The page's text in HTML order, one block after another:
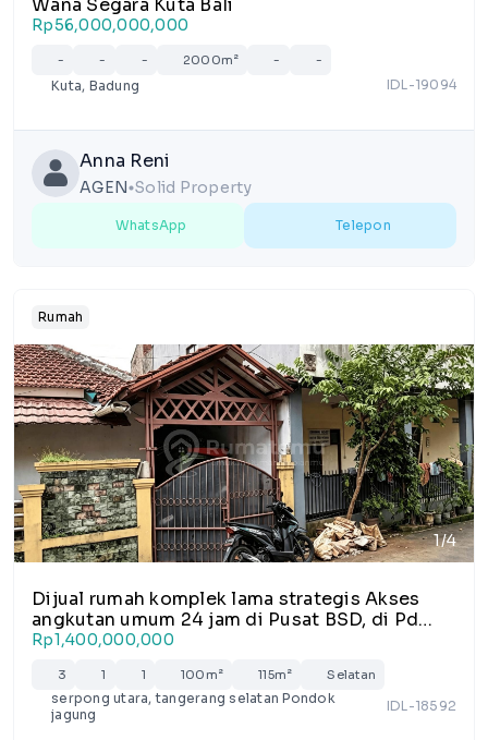
Wana Segara Kuta Bali
Rp56,000,000,000
- - - 2000m² - -
Kuta, Badung IDL-19094
Anna Reni
AGEN lens Solid Property
WhatsApp Telepon
Rumah
1/4
Dijual rumah komplek lama strategis Akses
angkutan umum 24 jam di Pusat BSD, di Pd
Jagung
Rp1,400,000,000
3 1 1 100m² 115m² Selatan
serpong utara, tangerang selatan Pondok
jagung
IDL-18592